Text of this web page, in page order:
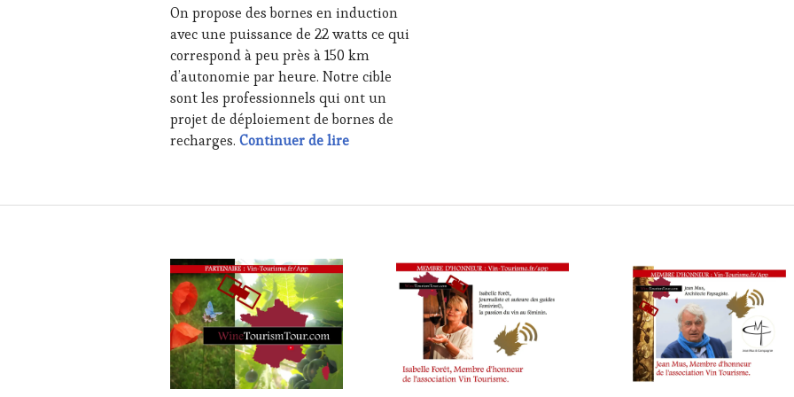
SALONS
INTERNATIONAUX,
TASTING
MOVIE ,
WINE
TASTING
VOUCHER
WINE
TOURISM
TOURISM
TOUR
MOVIE,
WINETASTINGVOUCHER.COM
On propose des bornes en induction
avec une puissance de 22 watts ce qui
correspond à peu près à 150 km
d’autonomie par heure. Notre cible
sont les professionnels qui ont un
projet de déploiement de bornes de
recharges. Continuer de lire#WineTourismTour sur la voie innovante : #Interview Marin